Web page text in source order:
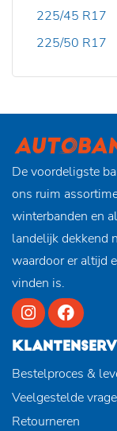
225/45 R17
225/50 R17
De voordeligste
ons ruim
winterbanden en
landelijk dekkend
waardoor er altijd
vinden is.
Bestelproces &
Veelgestelde
Retourneren